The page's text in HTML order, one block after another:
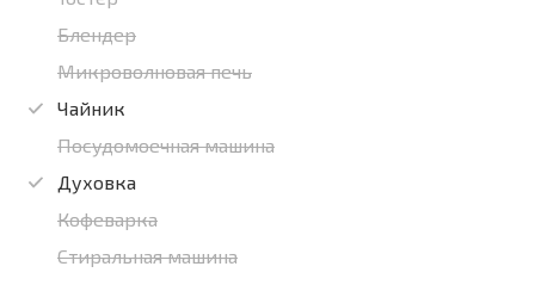
Блендер
Микроволновая печь
Чайник
Посудомоечная машина
Духовка
Кофеварка
Стиральная машина